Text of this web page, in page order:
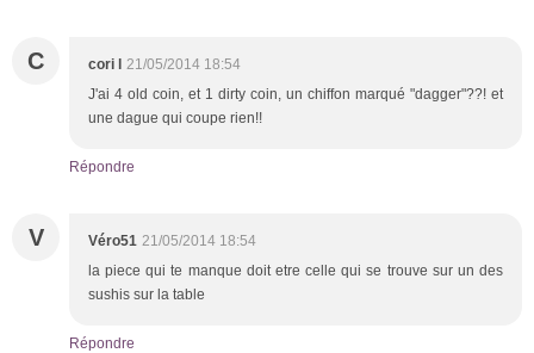
C cori l 21/05/2014 18:54
J'ai 4 old coin, et 1 dirty coin, un chiffon marqué "dagger"??! et
une dague qui coupe rien!!
Répondre
V Véro51 21/05/2014 18:54
la piece qui te manque doit etre celle qui se trouve sur un des
sushis sur la table
Répondre